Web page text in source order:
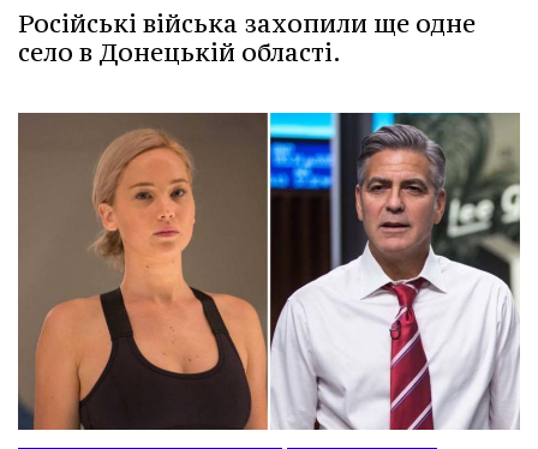
Російські війська захопили ще одне
село в Донецькій області.